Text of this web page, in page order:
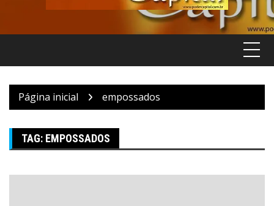
Página inicial empossados
TAG: EMPOSSADOS